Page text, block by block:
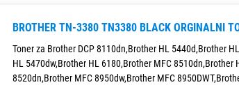
BROTHER TN-3380 TN3380 BLACK ORGINALNI
Toner za Brother DCP 8110dn,Brother HL 5440d,Brother
HL 5470dw,Brother HL 6180,Brother MFC 8510dn,Brother
8520dn,Brother MFC 8950dw,Brother MFC